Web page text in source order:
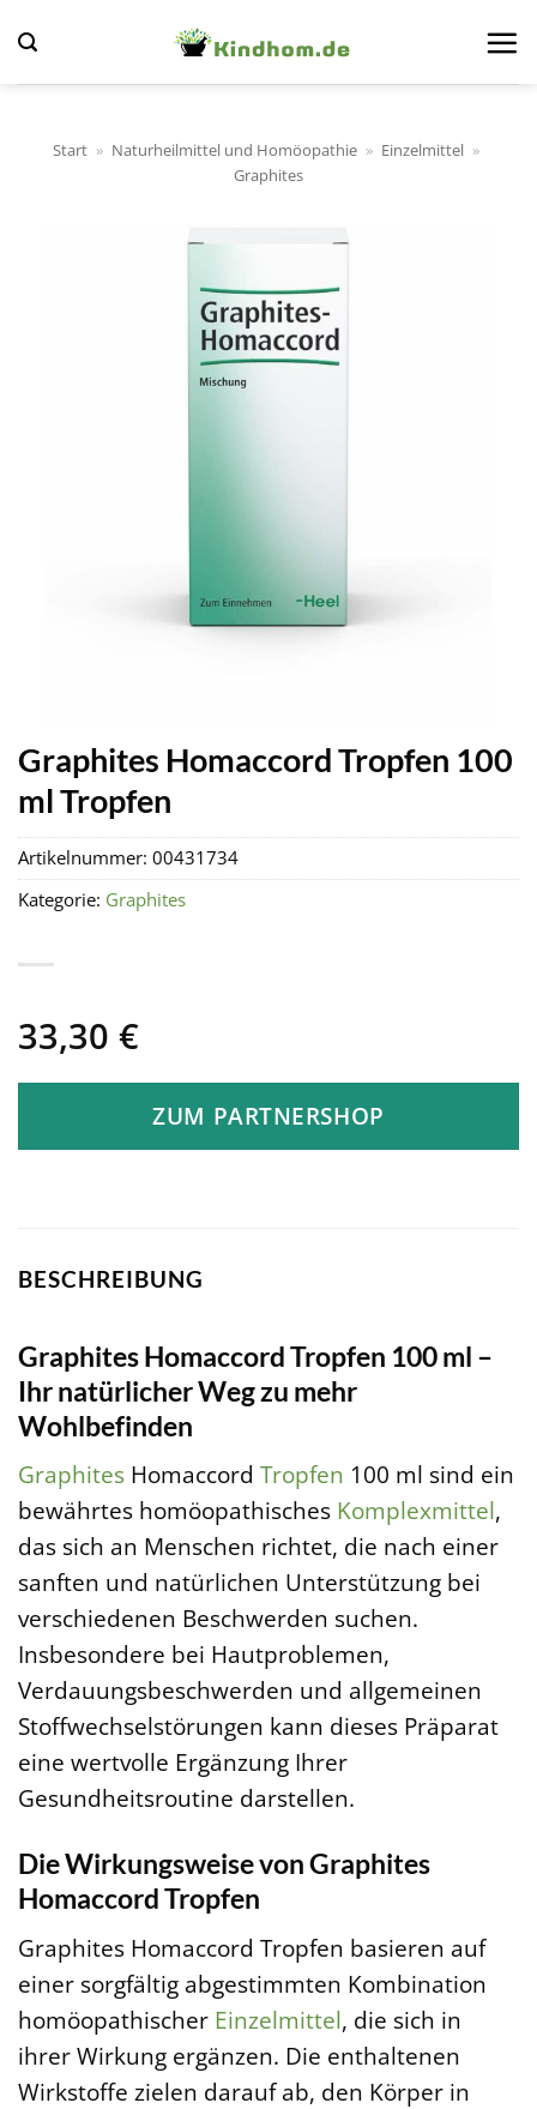
Inhalt
springen
Start » Naturheilmittel und Homöopathie » Einzelmittel »
Graphites
Graphites Homaccord Tropfen 100
ml Tropfen
33,30 €
ZUM PARTNERSHOP
Artikelnummer: 00431734
Kategorie: Graphites
BESCHREIBUNG
Graphites Homaccord Tropfen 100 ml –
Ihr natürlicher Weg zu mehr
Wohlbefinden
Graphites Homaccord Tropfen 100 ml sind ein
bewährtes homöopathisches Komplexmittel,
das sich an Menschen richtet, die nach einer
sanften und natürlichen Unterstützung bei
verschiedenen Beschwerden suchen.
Insbesondere bei Hautproblemen,
Verdauungsbeschwerden und allgemeinen
Stoffwechselstörungen kann dieses Präparat
eine wertvolle Ergänzung Ihrer
Gesundheitsroutine darstellen.
Die Wirkungsweise von Graphites
Homaccord Tropfen
Graphites Homaccord Tropfen basieren auf
einer sorgfältig abgestimmten Kombination
homöopathischer Einzelmittel, die sich in
ihrer Wirkung ergänzen. Die enthaltenen
Wirkstoffe zielen darauf ab, den Körper in